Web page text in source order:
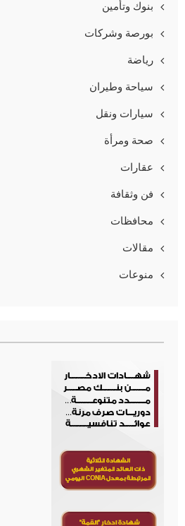
بنوك وتأمين
بورصة وشركات
رياضة
سياحة وطيران
سيارات ونقل
صحة ومرأة
عقارات
فن وثقافة
محافظات
مقالات
منوعات